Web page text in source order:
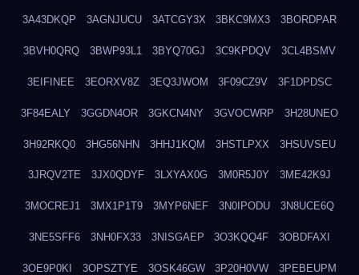
3A43DKQP 3AGNJUCU 3ATCGY3X 3BKC9MX3 3BORDPAR
3BVH0QRQ 3BWP93L1 3BYQ70GJ 3C9KPDQV 3CL4BSMV
3EIFINEE 3EORXV8Z 3EQ3JWOM 3F09CZ9V 3F1DPDSC
3F84EALY 3GGDN4OR 3GKCN4NY 3GVOCWRP 3H28UNEO
3H92RKQ0 3HG56NHN 3HHJ1KQM 3HSTLPXX 3HSUVSEU
3JRQV2TE 3JX0QDYF 3LXYAX0G 3M0R5J0Y 3ME42K9J
3MOCREJ1 3MX1P1T9 3MYP6NEF 3N0IPODU 3N8UCE6Q
3NE5SFF6 3NH0FX33 3NISGAEP 3O3KQQ4F 3OBDFAXI
3OE9P0KI 3OPSZTYE 3OSK46GW 3P20H0VW 3PEBEUPM